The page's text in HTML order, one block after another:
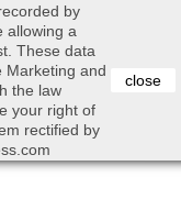

by
allowing a
These data
Marketing and
the law
your right of
rectified by
close